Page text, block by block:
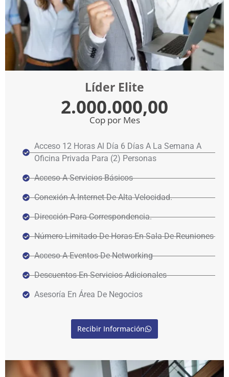
Líder Elite
2.000.000,00
Cop por Mes
Acceso 12 Horas Al Día 6 Días A La Semana A
Oficina Privada Para (2) Personas
Acceso A Servicios Básicos
Conexión A Internet De Alta Velocidad.
Dirección Para Correspondencia.
Número Limitado De Horas En Sala De Reuniones
Acceso A Eventos De Networking
Descuentos En Servicios Adicionales
Asesoría En Área De Negocios
Recibir Información